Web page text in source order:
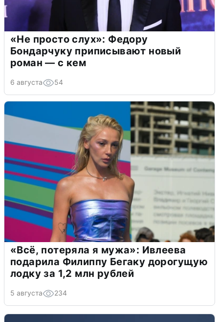
«Не просто слух»: Федору
Бондарчуку приписывают новый
роман — с кем
6 августа 54
«Всё, потеряла я мужа»: Ивлеева
подарила Филиппу Бегаку дорогущую
лодку за 1,2 млн рублей
5 августа 234